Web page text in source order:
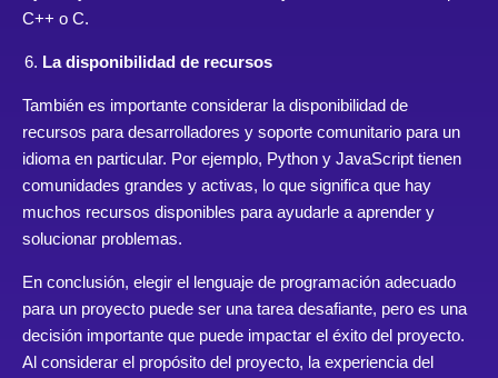
C++ o C.
La disponibilidad de recursos
También es importante considerar la disponibilidad de
recursos para desarrolladores y soporte comunitario para un
idioma en particular. Por ejemplo, Python y JavaScript tienen
comunidades grandes y activas, lo que significa que hay
muchos recursos disponibles para ayudarle a aprender y
solucionar problemas.
En conclusión, elegir el lenguaje de programación adecuado
para un proyecto puede ser una tarea desafiante, pero es una
decisión importante que puede impactar el éxito del proyecto.
Al considerar el propósito del proyecto, la experiencia del